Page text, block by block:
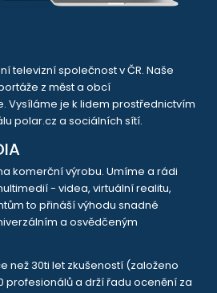
televizní společnost v ČR. Naše
z měst a obcí
Vysíláme je k lidem prostřednictvím
polar.cz a sociálních sítí.
komerční výrobu. Umíme a rádi
- videa, virtuální realitu,
to přináší výhodu snadné
a osvědčeným
než 30ti let zkušeností (založeno
profesionálů a drží řadu ocenění za